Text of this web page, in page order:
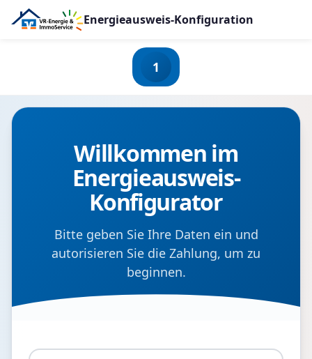
Energieausweis-Konfiguration
1
Willkommen im
Energieausweis-
Konfigurator
Bitte geben Sie Ihre Daten ein und
autorisieren Sie die Zahlung, um zu
beginnen.